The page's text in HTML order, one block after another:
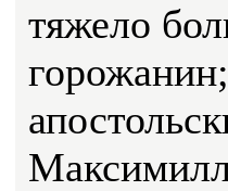
тяжело